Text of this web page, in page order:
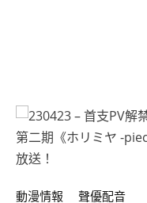
動漫情報 聲優配音